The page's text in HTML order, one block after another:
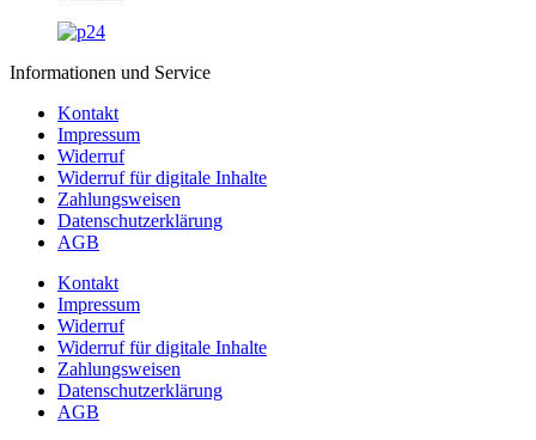
Informationen und Service
Kontakt
Impressum
Widerruf
Widerruf für digitale Inhalte
Zahlungsweisen
Datenschutzerklärung
AGB
Kontakt
Impressum
Widerruf
Widerruf für digitale Inhalte
Zahlungsweisen
Datenschutzerklärung
AGB